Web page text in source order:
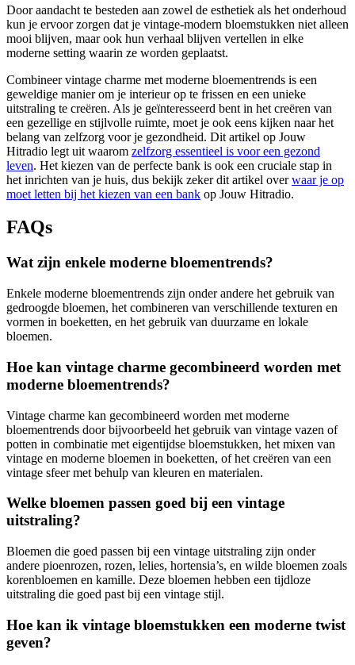
Door aandacht te besteden aan zowel de esthetiek als het onderhoud
kun je ervoor zorgen dat je vintage-modern bloemstukken niet alleen
mooi blijven, maar ook hun verhaal blijven vertellen in elke
moderne setting waarin ze worden geplaatst.
Combineer vintage charme met moderne bloementrends is een
geweldige manier om je interieur op te frissen en een unieke
uitstraling te creëren. Als je geïnteresseerd bent in het creëren van
een gezellige en stijlvolle ruimte, moet je ook eens kijken naar het
belang van zelfzorg voor je gezondheid. Dit artikel op Jouw
Hitradio legt uit waarom zelfzorg essentieel is voor een gezond
leven. Het kiezen van de perfecte bank is ook een cruciale stap in
het inrichten van je huis, dus bekijk zeker dit artikel overwaar je op
moet letten bij het kiezen van een bank op Jouw Hitradio.
FAQs
Wat zijn enkele moderne bloementrends?
Enkele moderne bloementrends zijn onder andere het gebruik van
gedroogde bloemen, het combineren van verschillende texturen en
vormen in boeketten, en het gebruik van duurzame en lokale
bloemen.
Hoe kan vintage charme gecombineerd worden met
moderne bloementrends?
Vintage charme kan gecombineerd worden met moderne
bloementrends door bijvoorbeeld het gebruik van vintage vazen of
potten in combinatie met eigentijdse bloemstukken, het mixen van
vintage en moderne bloemen in boeketten, of het creëren van een
vintage sfeer met behulp van kleuren en materialen.
Welke bloemen passen goed bij een vintage
uitstraling?
Bloemen die goed passen bij een vintage uitstraling zijn onder
andere pioenrozen, rozen, lelies, hortensia’s, en wilde bloemen zoals
korenbloemen en kamille. Deze bloemen hebben een tijdloze
uitstraling die goed past bij een vintage stijl.
Hoe kan ik vintage bloemstukken een moderne twist
geven?